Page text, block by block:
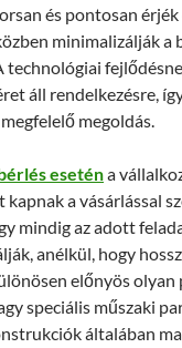
és pontosan
minimalizálják a
technológiai
áll rendelkezésre,
megoldás.
eseténa
a vásárlással
mindig az adott
anélkül, hogy
előnyös
speciális műszaki
általában